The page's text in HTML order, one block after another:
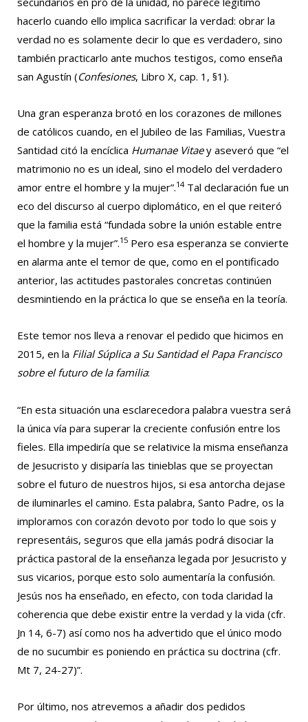
hacerlo cuando ello implica sacrificar la verdad: obrar la
verdad no es solamente decir lo que es verdadero, sino
también practicarlo ante muchos testigos, como enseña
san Agustín (Confesiones, Libro X, cap. 1, §1).
Una gran esperanza brotó en los corazones de millones
de católicos cuando, en el Jubileo de las Familias, Vuestra
Santidad citó la encíclica Humanae Vitaey aseveró que “el
matrimonio no es un ideal, sino el modelo del verdadero
amor entre el hombre y la mujer”.14Tal declaración fue un
eco del discurso al cuerpo diplomático, en el que reiteró
que la familia está “fundada sobre la unión estable entre
el hombre y la mujer”.15 Pero esa esperanza se convierte
en alarma ante el temor de que, como en el pontificado
anterior, las actitudes pastorales concretas continúen
desmintiendo en la práctica lo que se enseña en la teoría.
Este temor nos lleva a renovar el pedido que hicimos en
2015, en la Filial Súplica a Su Santidad el Papa Francisco
sobre el futuro de la familia:
“En esta situación una esclarecedora palabra vuestra será
la única vía para superar la creciente confusión entre los
fieles. Ella impediría que se relativice la misma enseñanza
de Jesucristo y disiparía las tinieblas que se proyectan
sobre el futuro de nuestros hijos, si esa antorcha dejase
de iluminarles el camino. Esta palabra, Santo Padre, os la
imploramos con corazón devoto por todo lo que sois y
representáis, seguros que ella jamás podrá disociar la
práctica pastoral de la enseñanza legada por Jesucristo y
sus vicarios, porque esto solo aumentaría la confusión.
Jesús nos ha enseñado, en efecto, con toda claridad la
coherencia que debe existir entre la verdad y la vida (cfr.
Jn 14, 6-7) así como nos ha advertido que el único modo
de no sucumbir es poniendo en práctica su doctrina (cfr.
Mt 7, 24-27)”.
Por último, nos atrevemos a añadir dos pedidos